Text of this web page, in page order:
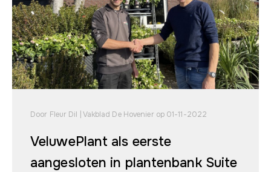
Door Fleur Dil | Vakblad De Hovenier op 01-11-2022
VeluwePlant als eerste
aangesloten in plantenbank Suite